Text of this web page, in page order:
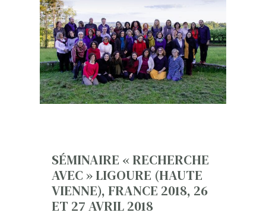
SÉMINAIRE « RECHERCHE
AVEC » LIGOURE (HAUTE
VIENNE), FRANCE 2018, 26
ET 27 AVRIL 2018